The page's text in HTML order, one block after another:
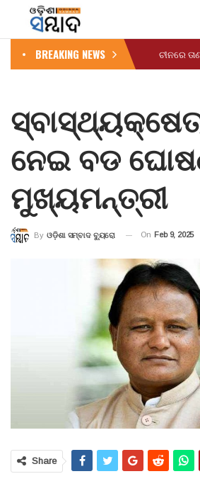
BREAKING NEWS ଚୀନରେ
ନେଇ ବଡ
ମୁଖ୍ୟମନ୍ତ୍ରୀ
By ଓଡ଼ିଶା ସମ୍ବାଦ ବ୍ୟୁରୋ On Feb 9, 2025
Share